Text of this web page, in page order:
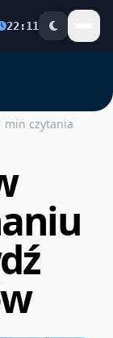
22:11
min czytania